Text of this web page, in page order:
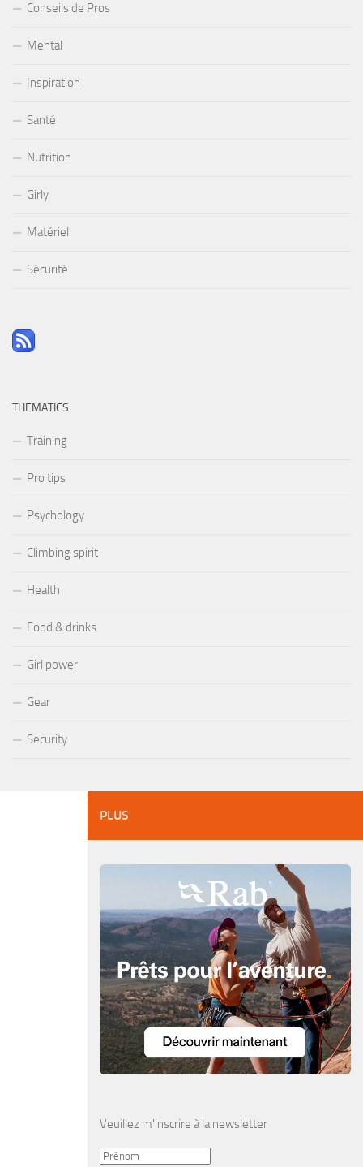
Conseils de Pros
Mental
Inspiration
Santé
Nutrition
Girly
Matériel
Sécurité
THEMATICS
Training
Pro tips
Psychology
Climbing spirit
Health
Food & drinks
Girl power
Gear
Security
PLUS
Veuillez m'inscrire à la newsletter